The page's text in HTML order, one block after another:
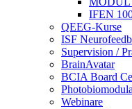
IFEN
QEEG-Kurse
ISF
Supervision /
BrainAvatar
BCIA Board
Webinare